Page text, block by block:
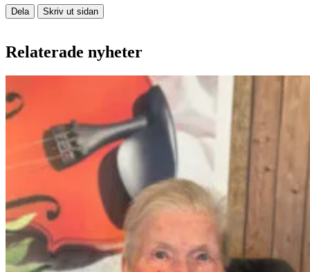
Dela Skriv ut sidan
Relaterade nyheter